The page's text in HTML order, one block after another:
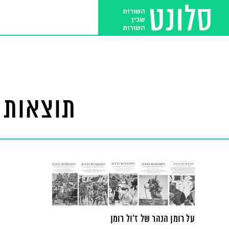
על רומן הנהר של ז'ול רומן